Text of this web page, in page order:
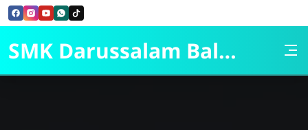
Skip to Content
SMK Darussalam Balapulang